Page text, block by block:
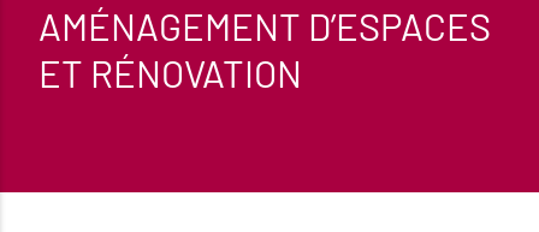
AMÉNAGEMENT D’ESPACES
ET RÉNOVATION